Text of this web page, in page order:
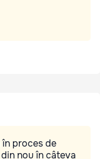
proces de
nou în câteva